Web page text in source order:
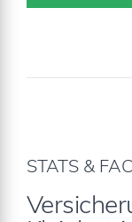
STATS &